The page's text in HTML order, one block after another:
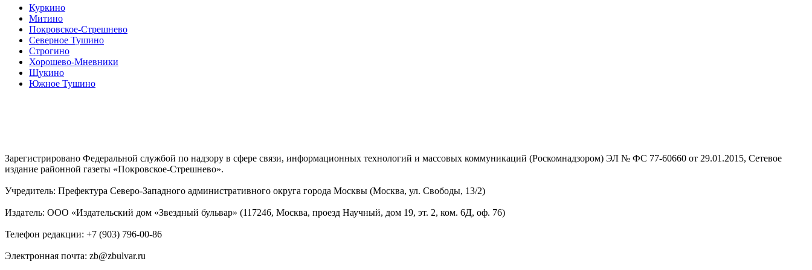
Куркино
Митино
Покровское-Стрешнево
Северное Тушино
Строгино
Хорошево-Мневники
Щукино
Южное Тушино
Зарегистрировано Федеральной службой по надзору в сфере связи, информационных технологий и массовых коммуникаций (Роскомнадзором) ЭЛ № ФС 77-60660 от 29.01.2015, Сетевое
издание районной газеты «Покровское-Стрешнево».
Учредитель: Префектура Северо-Западного административного округа города Москвы (Москва, ул. Свободы, 13/2)
Издатель: ООО «Издательский дом «Звездный бульвар» (117246, Москва, проезд Научный, дом 19, эт. 2, ком. 6Д, оф. 76)
Телефон редакции: +7 (903) 796-00-86
Электронная почта: zb@zbulvar.ru